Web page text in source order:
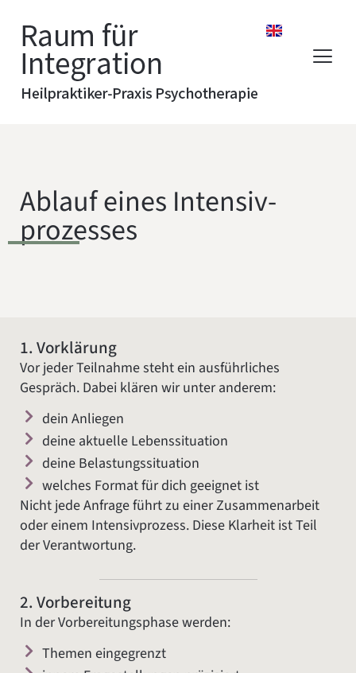
Ablauf eines Intensiv­
prozesses
1. Vorklärung
Vor jeder Teilnahme steht ein ausführliches
Gespräch. Dabei klären wir unter anderem:
dein Anliegen
deine aktuelle Lebenssituation
deine Belastungssituation
welches Format für dich geeignet ist
Nicht jede Anfrage führt zu einer Zusammenarbeit
oder einem Intensivprozess. Diese Klarheit ist Teil
der Verantwortung.
2. Vorbereitung
In der Vorbereitungsphase werden:
Themen eingegrenzt